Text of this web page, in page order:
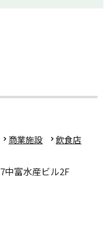
商業施設
飲食店
中富水産ビル2F